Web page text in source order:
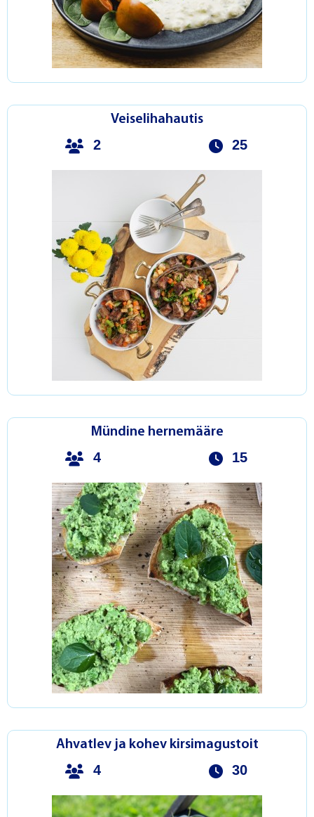
Veiselihahautis
2 25
Mündine hernemääre
4 15
Ahvatlev ja kohev kirsimagustoit
4 30